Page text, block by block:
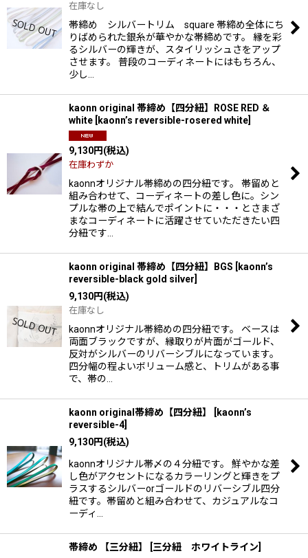
在庫なし
帯締め シルバートリム square 帯締め全体にち
りばめられた銀糸が華やかな帯締めです。 縁を彩
るシルバーの輝きが、スタイリッシュさをアップ
させます。 普段のコーディネートにはもちろん、
少し…
kaonn original 帯締め【四分紐】ROSE RED ＆
white
kaonn’s reversible-rosered white
9,130円(税込)
在庫わずか
kaonnオリジナル帯締めの四分紐です。 帯留めと
組み合わせて、コーディネートの差し色に。シン
プルな帯の上で結んでポイントに・・・とさまざ
まなコーディネートに活躍させていただきたい四
分紐です…
kaonn original 帯締め【四分紐】BGS
kaonn’s
reversible-black gold silver
9,130円(税込)
在庫なし
kaonnオリジナル帯締めの四分紐です。 ベースは
両面ブラックですが、縁取りが片面がゴールド、
反対がシルバーのリバーシブルになっています。
四分幅の程よいボリューム感と、トリムがある事
で、帯の…
kaonn original帯締め【四分紐】
kaonn’s
reversible-4]
9,130円(税込)
kaonnオリジナル帯〆の４分紐です。 鮮やかな差
し色がアクセントになるカラーリングと輝きをプ
ラスするシルバーorゴールドのリバーシブル四分
紐です。帯留めと組み合わせて、カジュアルなコ
ーディ…
帯締め 【三分紐】 三分紐 ホワイトライン